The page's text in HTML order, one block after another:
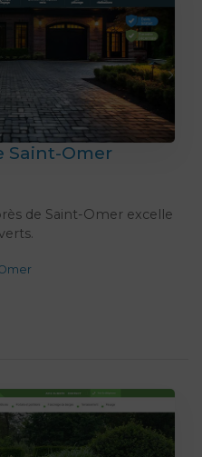
Saint-Omer
de Saint-Omer excelle